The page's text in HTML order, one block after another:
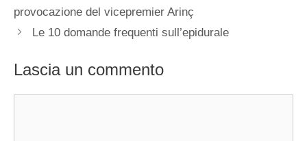
provocazione del vicepremier Arinç
Le 10 domande frequenti sull’epidurale
Lascia un commento